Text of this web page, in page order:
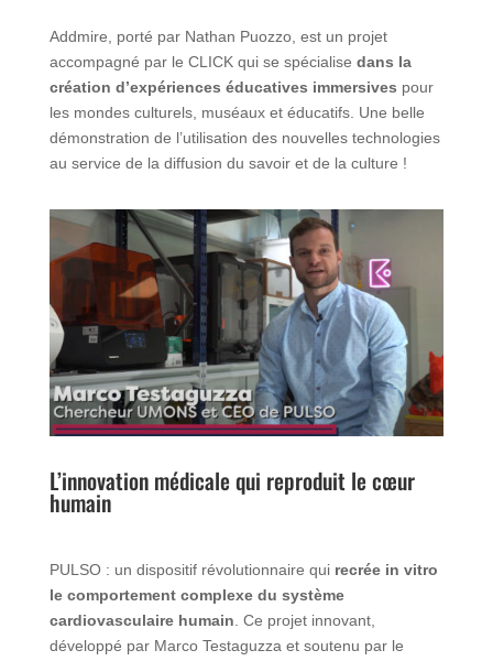
Addmire, porté par Nathan Puozzo, est un projet
accompagné par le CLICK qui se spécialise dans la
création d’expériences éducatives immersives pour
les mondes culturels, muséaux et éducatifs. Une belle
démonstration de l’utilisation des nouvelles technologies
au service de la diffusion du savoir et de la culture !
L’innovation médicale qui reproduit le cœur
humain
PULSO : un dispositif révolutionnaire qui recrée in vitro
le comportement complexe du système
cardiovasculaire humain. Ce projet innovant,
développé par Marco Testaguzza et soutenu par le